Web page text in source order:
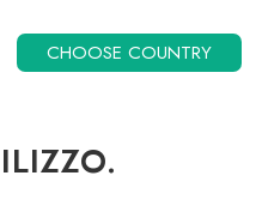
CHOOSE COUNTRY